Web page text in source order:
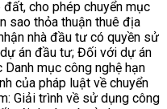
cho phép chuyển mục
sao thỏa thuận thuê địa
nhà đầu tư có quyền sử
án đầu tư; Đối với dự án
mục công nghệ hạn
của pháp luật về chuyển
Giải trình về sử dụng công